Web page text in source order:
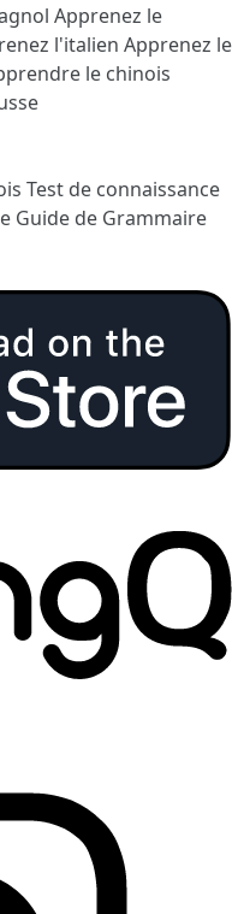
Apprenez le
l'italien Apprenez le
le chinois
Test de connaissance
Guide de Grammaire